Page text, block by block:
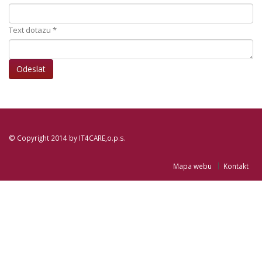
Text dotazu *
© Copyright 2014 by IT4CARE,o.p.s.
Mapa webu Kontakt